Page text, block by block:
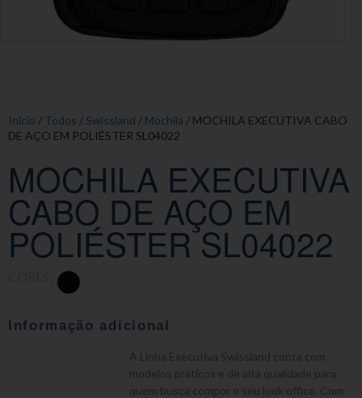
Início / Todos / Swissland / Mochila / MOCHILA EXECUTIVA CABO
DE AÇO EM POLIÉSTER SL04022
MOCHILA EXECUTIVA
CABO DE AÇO EM
POLIÉSTER SL04022
Informação adicional
A Linha Executiva Swissland conta com
modelos práticos e de alta qualidade para
quem busca compor o seu look office. Com